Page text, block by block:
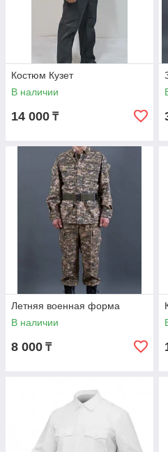
Костюм Кузет
В наличии
14 000 ₸
Летняя военная форма
В наличии
8 000 ₸